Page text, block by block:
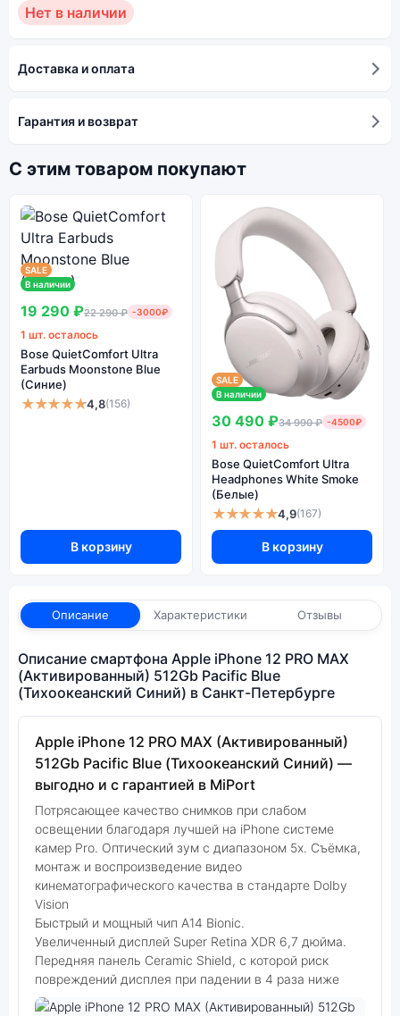
Нет в наличии
Доставка и оплата
Гарантия и возврат
С этим товаром покупают
SALE
В наличии
19 290 ₽22 290 ₽ -3000₽
1 шт. осталось
Bose QuietComfort Ultra
Earbuds Moonstone Blue
(Синие)
★★★★★4,8(156)
В корзину
SALE
В наличии
30 490 ₽34 990 ₽ -4500₽
1 шт. осталось
Bose QuietComfort Ultra
Headphones White Smoke
(Белые)
★★★★★4,9(167)
В корзину
Описание Характеристики Отзывы
Описание смартфона Apple iPhone 12 PRO MAX
(Активированный) 512Gb Pacific Blue
(Тихоокеанский Синий) в Санкт-Петербурге
Apple iPhone 12 PRO MAX (Активированный)
512Gb Pacific Blue (Тихоокеанский Синий) —
выгодно и с гарантией в MiPort
Потрясающее качество снимков при слабом
освещении благодаря лучшей на iPhone системе
камер Pro. Оптический зум с диапазоном 5x. Съёмка,
монтаж и воспроизведение видео
кинематографического качества в стандарте Dolby
Vision
Быстрый и мощный чип A14 Bionic.
Увеличенный дисплей Super Retina XDR 6,7 дюйма.
Передняя панель Ceramic Shield, с которой риск
повреждений дисплея при падении в 4 раза ниже